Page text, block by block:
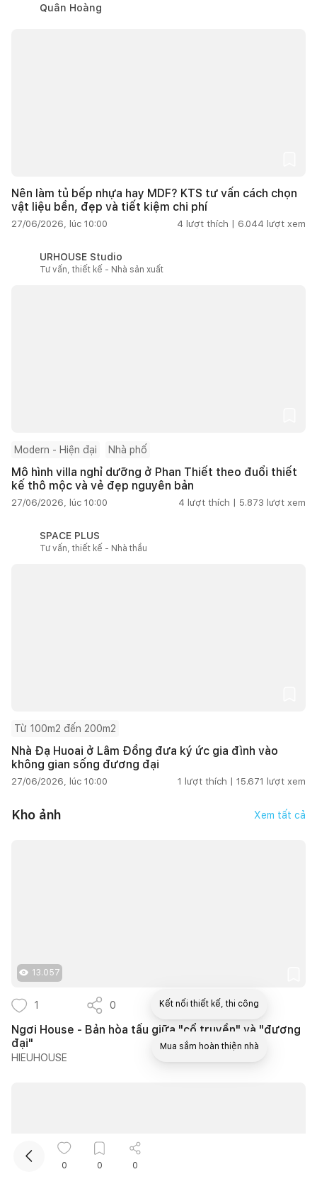
Quân Hoàng
Nên làm tủ bếp nhựa hay MDF? KTS tư vấn cách chọn
vật liệu bền, đẹp và tiết kiệm chi phí
27/06/2026, lúc 10:00 4 lượt thích | 6.044 lượt xem
URHOUSE Studio
Tư vấn, thiết kế - Nhà sản xuất
Modern - Hiện đại Nhà phố
Mô hình villa nghỉ dưỡng ở Phan Thiết theo đuổi thiết
kế thô mộc và vẻ đẹp nguyên bản
27/06/2026, lúc 10:00 4 lượt thích | 5.873 lượt xem
SPACE PLUS
Tư vấn, thiết kế - Nhà thầu
Từ 100m2 đến 200m2
Nhà Đạ Huoai ở Lâm Đồng đưa ký ức gia đình vào
không gian sống đương đại
27/06/2026, lúc 10:00 1 lượt thích | 15.671 lượt xem
Kho ảnh Xem tất cả
13.057
1 0 1
Ngơi House - Bản hòa tấu giữa "cổ truyền" và "đương
đại"
HIEUHOUSE
0 0 0
Kết nối thiết kế, thi công
Mua sắm hoàn thiện nhà